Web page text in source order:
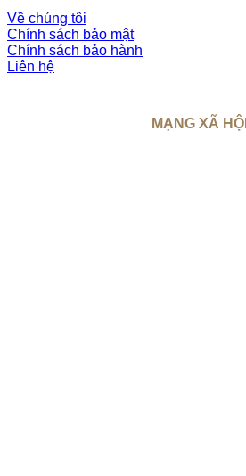
Về chúng tôi
Chính sách bảo mật
Chính sách bảo hành
Liên hệ
MẠNG XÃ HỘI